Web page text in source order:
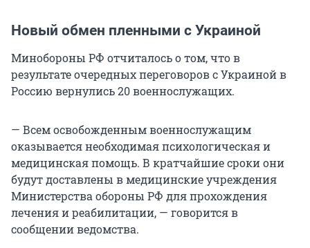
Новый обмен пленными с Украиной
Минобороны РФ отчиталось о том, что в
результате очередных переговоров с Украиной в
Россию вернулись 20 военнослужащих.
— Всем освобожденным военнослужащим
оказывается необходимая психологическая и
медицинская помощь. В кратчайшие сроки они
будут доставлены в медицинские учреждения
Министерства обороны РФ для прохождения
лечения и реабилитации, — говорится в
сообщении ведомства.